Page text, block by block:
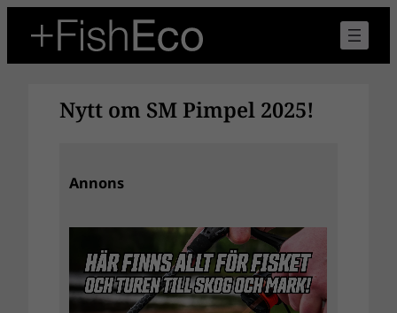
innehåll
Nytt om SM Pimpel 2025!
Annons